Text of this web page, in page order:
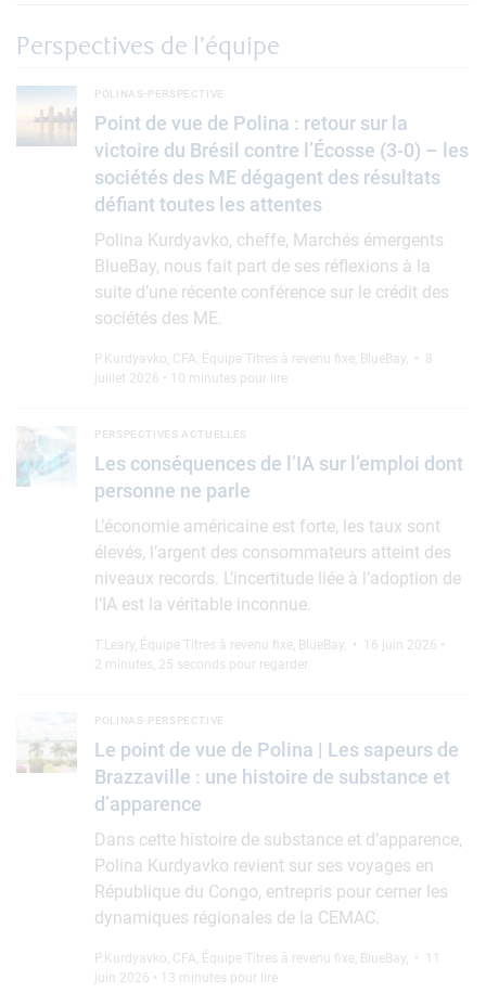
Perspectives de l’équipe
Point de vue de Polina : retour sur la victoire du Brésil contre
Point de vue de Polina : retour sur la
victoire du Brésil contre l’Écosse (3-0) – les
sociétés des ME dégagent des résultats
défiant toutes les attentes
POLINAS-PERSPECTIVE
Polina Kurdyavko, cheffe, Marchés émergents
BlueBay, nous fait part de ses réflexions à la
suite d’une récente conférence sur le crédit des
sociétés des ME.
P.Kurdyavko, CFA, Équipe Titres à revenu fixe, BlueBay, • 8
juillet 2026 • 10 minutes pour lire
Les conséquences de l’IA sur l’emploi dont personne ne parle
Les conséquences de l’IA sur l’emploi dont
personne ne parle
PERSPECTIVES ACTUELLES
L’économie américaine est forte, les taux sont
élevés, l’argent des consommateurs atteint des
niveaux records. L’incertitude liée à l’adoption de
l’IA est la véritable inconnue.
T.Leary, Équipe Titres à revenu fixe, BlueBay, • 16 juin 2026 •
2 minutes, 25 seconds pour regarder
Le point de vue de Polina | Les sapeurs de Brazzaville : une
Le point de vue de Polina | Les sapeurs de
Brazzaville : une histoire de substance et
d’apparence
POLINAS-PERSPECTIVE
Dans cette histoire de substance et d’apparence,
Polina Kurdyavko revient sur ses voyages en
République du Congo, entrepris pour cerner les
dynamiques régionales de la CEMAC.
P.Kurdyavko, CFA, Équipe Titres à revenu fixe, BlueBay, • 11
juin 2026 • 13 minutes pour lire